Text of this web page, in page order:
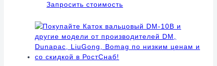
Запросить стоимость